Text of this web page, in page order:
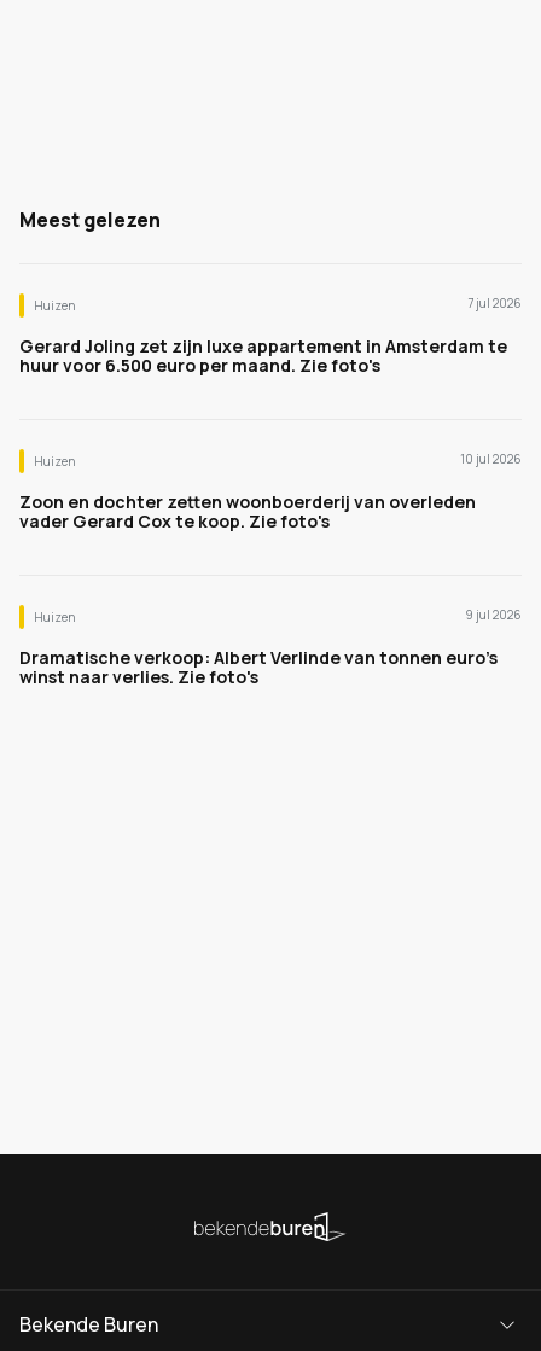
Meest gelezen
Huizen 7 jul 2026
Gerard Joling zet zijn luxe appartement in Amsterdam te
huur voor 6.500 euro per maand. Zie foto's
Huizen 10 jul 2026
Zoon en dochter zetten woonboerderij van overleden
vader Gerard Cox te koop. Zie foto's
Huizen 9 jul 2026
Dramatische verkoop: Albert Verlinde van tonnen euro's
winst naar verlies. Zie foto's
Bekende Buren